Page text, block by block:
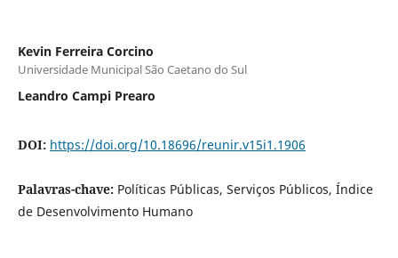
Kevin Ferreira Corcino
Universidade Municipal São Caetano do Sul
Leandro Campi Prearo
DOI: https://doi.org/10.18696/reunir.v15i1.1906
Palavras-chave: Políticas Públicas, Serviços Públicos, Índice
de Desenvolvimento Humano